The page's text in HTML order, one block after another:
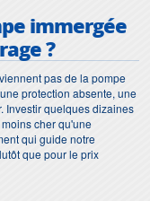
immergée
?
pas de la pompe
protection absente, une
Investir quelques dizaines
cher qu'une
qui guide notre
que pour le prix